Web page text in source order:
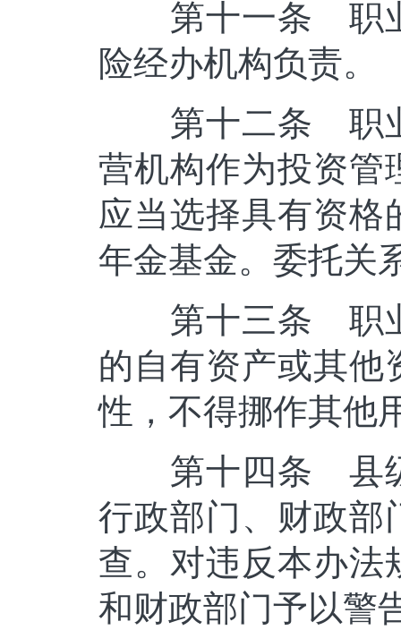
第十一条 职业
险经办机构负责。
第十二条 职业
营机构作为投资管
应当选择具有资格
年金基金。委托关
第十三条 职业
的自有资产或其他
性，不得挪作其他
第十四条 县级
行政部门、财政部
查。对违反本办法
和财政部门予以警